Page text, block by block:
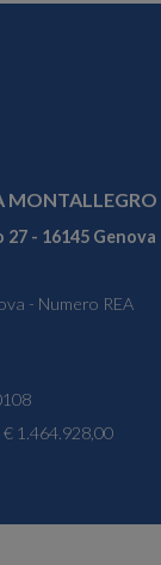
MONTALLEGRO
- 16145 Genova
- Numero REA
1.464.928,00